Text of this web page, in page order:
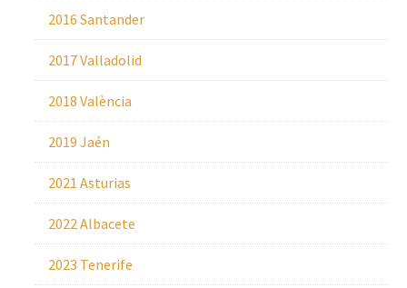
2016 Santander
2017 Valladolid
2018 València
2019 Jaén
2021 Asturias
2022 Albacete
2023 Tenerife